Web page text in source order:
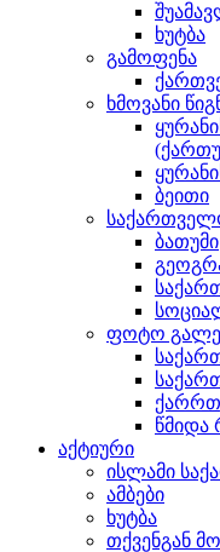
ხუტბა
გამოფენა
ხმოვანი
ბეითი
ბათუმი
ფოტო
წმიდა
აქტიური
ისლამი
ამბები
ხუტბა
თქვენგან